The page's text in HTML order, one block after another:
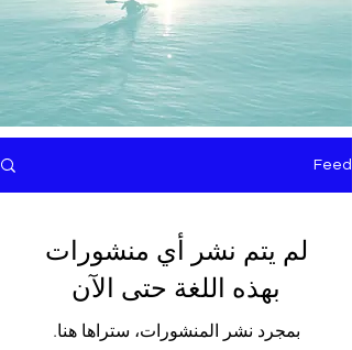
Feed
لم يتم نشر أي منشورات
بهذه اللغة حتى الآن
بمجرد نشر المنشورات، ستراها هنا.